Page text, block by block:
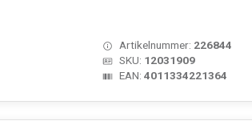
Artikelnummer: 226844
SKU: 12031909
EAN:4011334221364